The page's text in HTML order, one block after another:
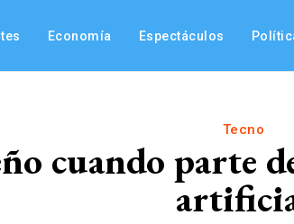
Economía Espectáculos
Tecno
cuando parte